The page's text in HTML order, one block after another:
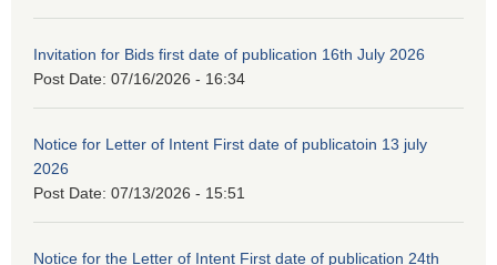
Invitation for Bids first date of publication 16th July 2026
Post Date: 07/16/2026 - 16:34
Notice for Letter of Intent First date of publicatoin 13 july
2026
Post Date: 07/13/2026 - 15:51
Notice for the Letter of Intent First date of publication 24th